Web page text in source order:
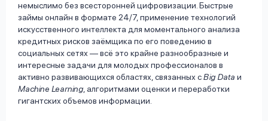
немыслимо без всесторонней цифровизации. Быстрые
займы онлайн в формате 24/7, применение технологий
искусственного интеллекта для моментального анализа
кредитных рисков заёмщика по его поведению в
социальных сетях — всё это крайне разнообразные и
интересные задачи для молодых профессионалов в
активно развивающихся областях, связанных сBig Data и
Machine Learning, алгоритмами оценки и переработки
гигантских объемов информации.